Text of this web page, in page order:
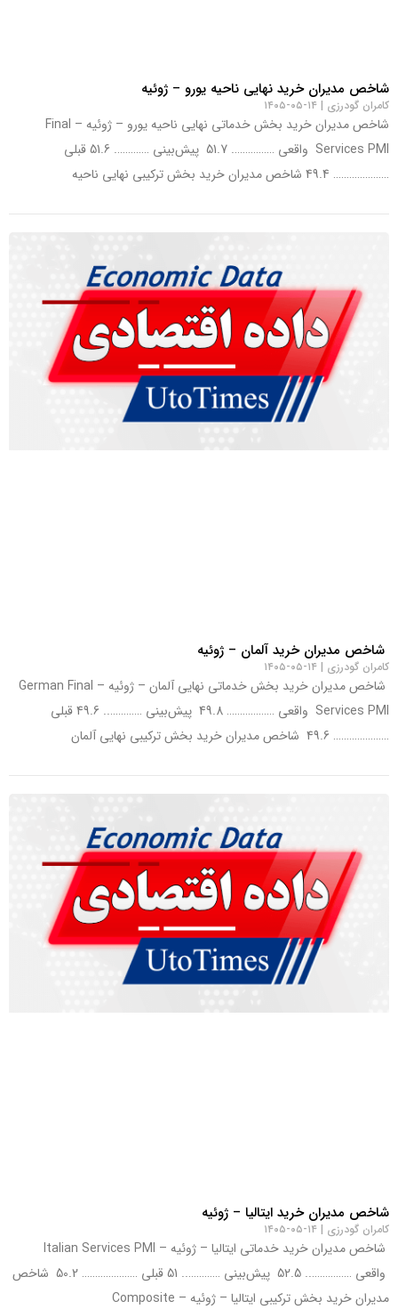
شاخص مدیران خرید نهایی ناحیه یورو – ژوئیه
کامران گودرزی ۱۴-۰۵-۱۴۰۵
شاخص مدیران خرید بخش خدماتی نهایی ناحیه یورو – ژوئیه – Final
Services PMI واقعی ……………. 51.7 پیش‌بینی …………. 51.6 قبلی
………………… 49.4 شاخص مدیران خرید بخش ترکیبی نهایی ناحیه
شاخص مدیران خرید آلمان – ژوئیه
کامران گودرزی ۱۴-۰۵-۱۴۰۵
شاخص مدیران خرید بخش خدماتی نهایی آلمان – ژوئیه – German Final
Services PMI واقعی ……………… 49.8 پیش‌بینی ………….. 49.6 قبلی
………………… 49.6 شاخص مدیران خرید بخش ترکیبی نهایی آلمان
شاخص مدیران خرید ایتالیا – ژوئیه
کامران گودرزی ۱۴-۰۵-۱۴۰۵
شاخص مدیران خرید خدماتی ایتالیا – ژوئیه – Italian Services PMI
واقعی …………….. 52.5 پیش‌بینی ………….. 51 قبلی ………………… 50.2 شاخص
مدیران خرید بخش ترکیبی ایتالیا – ژوئیه – Composite